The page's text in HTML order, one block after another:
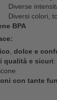
BPA
dolce e
qualità e sicuri
con tante